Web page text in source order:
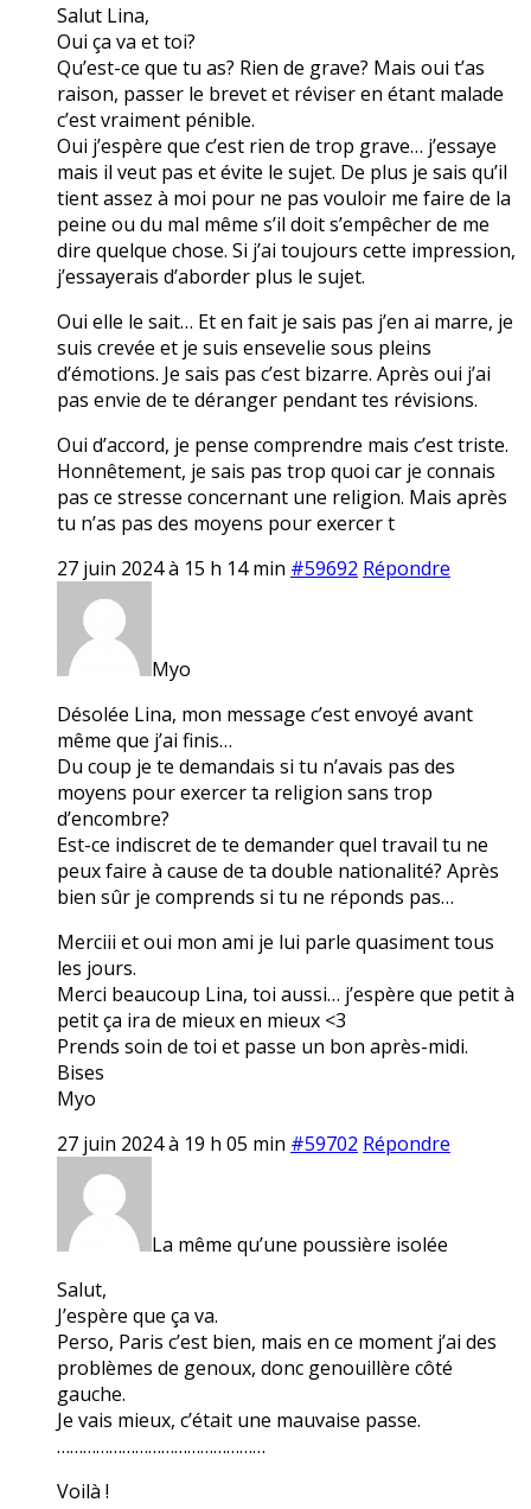
Salut Lina,
Oui ça va et toi?
Qu’est-ce que tu as? Rien de grave? Mais oui t’as
raison, passer le brevet et réviser en étant malade
c’est vraiment pénible.
Oui j’espère que c’est rien de trop grave… j’essaye
mais il veut pas et évite le sujet. De plus je sais qu’il
tient assez à moi pour ne pas vouloir me faire de la
peine ou du mal même s’il doit s’empêcher de me
dire quelque chose. Si j’ai toujours cette impression,
j’essayerais d’aborder plus le sujet.
Oui elle le sait… Et en fait je sais pas j’en ai marre, je
suis crevée et je suis ensevelie sous pleins
d’émotions. Je sais pas c’est bizarre. Après oui j’ai
pas envie de te déranger pendant tes révisions.
Oui d’accord, je pense comprendre mais c’est triste.
Honnêtement, je sais pas trop quoi car je connais
pas ce stresse concernant une religion. Mais après
tu n’as pas des moyens pour exercer t
27 juin 2024 à 15 h 14 min #59692 Répondre
Myo
Désolée Lina, mon message c’est envoyé avant
même que j’ai finis…
Du coup je te demandais si tu n’avais pas des
moyens pour exercer ta religion sans trop
d’encombre?
Est-ce indiscret de te demander quel travail tu ne
peux faire à cause de ta double nationalité? Après
bien sûr je comprends si tu ne réponds pas…
Merciii et oui mon ami je lui parle quasiment tous
les jours.
Merci beaucoup Lina, toi aussi… j’espère que petit à
petit ça ira de mieux en mieux <3
Prends soin de toi et passe un bon après-midi.
Bises
Myo
27 juin 2024 à 19 h 05 min #59702 Répondre
La même qu’une poussière isolée
Salut,
J’espère que ça va.
Perso, Paris c’est bien, mais en ce moment j’ai des
problèmes de genoux, donc genouillère côté
gauche.
Je vais mieux, c’était une mauvaise passe.
…………………………………………
Voilà !